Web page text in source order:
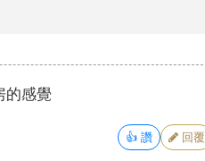
的感覺
👍 讚 回覆